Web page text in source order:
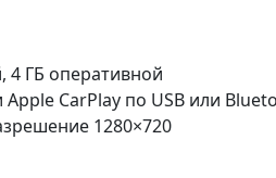
ГБ оперативной
CarPlay по USB или
1280×720